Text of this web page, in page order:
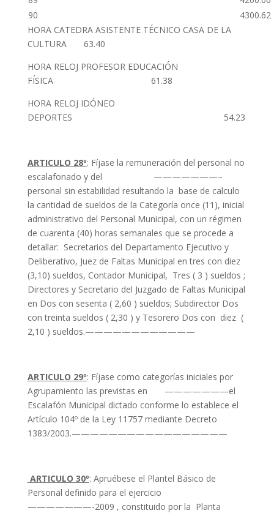
90
4300.62
HORA CATEDRA ASISTENTE TÉCNICO CASA DE LA
CULTURA 63.40
HORA RELOJ PROFESOR EDUCACIÓN
FÍSICA 61.38
HORA RELOJ IDÓNEO
DEPORTES 54.23
ARTICULO 28º: Fíjase la remuneración del personal no
escalafonado y del ———————–
personal sin estabilidad resultando la base de calculo
la cantidad de sueldos de la Categoría once (11), inicial
administrativo del Personal Municipal, con un régimen
de cuarenta (40) horas semanales que se procede a
detallar: Secretarios del Departamento Ejecutivo y
Deliberativo, Juez de Faltas Municipal en tres con diez
(3,10) sueldos, Contador Municipal, Tres ( 3 ) sueldos ;
Directores y Secretario del Juzgado de Faltas Municipal
en Dos con sesenta ( 2,60 ) sueldos; Subdirector Dos
con treinta sueldos ( 2,30 ) y Tesorero Dos con diez (
2,10 ) sueldos.————————————
ARTICULO 29º: Fíjase como categorías iniciales por
Agrupamiento las previstas en ———————el
Escalafón Municipal dictado conforme lo establece el
Artículo 104º de la Ley 11757 mediante Decreto
1383/2003.—————————————————
ARTICULO 30º: Apruébese el Plantel Básico de
Personal definido para el ejercicio
———————-2009 , constituido por la Planta